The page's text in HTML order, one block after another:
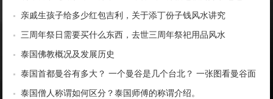
亲戚生孩子给多少红包吉利，关于添丁份子钱风水讲究
三周年祭日需要买什么东西，去世三周年祭祀用品风水
泰国佛教概况及发展历史
泰国首都曼谷有多大？ 一个曼谷是几个台北？ 一张图看曼谷面
积与各大城市比较
泰国僧人称谓如何区分？泰国师傅的称谓介绍。